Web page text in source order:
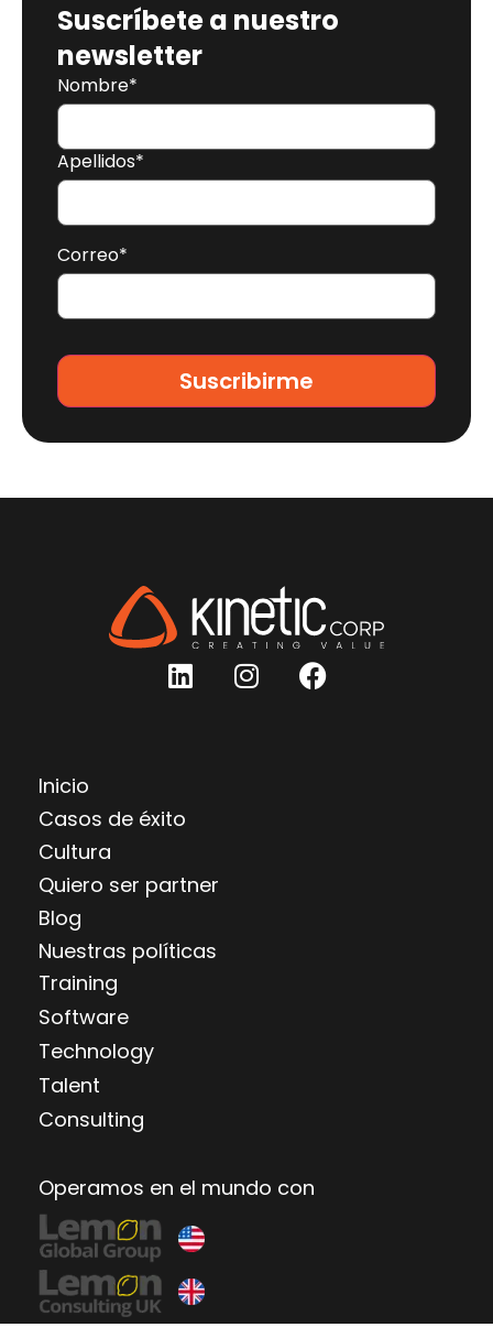
Suscríbete a nuestro
newsletter
Nombre*
Apellidos*
Correo*
Inicio
Casos de éxito
Cultura
Quiero ser partner
Blog
Nuestras políticas
Training
Software
Technology
Talent
Consulting
Operamos en el mundo con